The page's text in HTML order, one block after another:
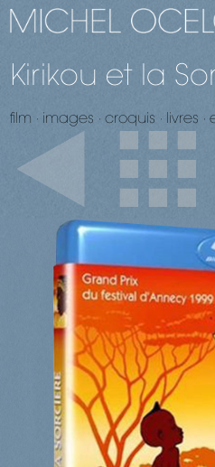
longue
films
en bref
palmarès
dvd-vàd
images
images de films
croquis
portraits
Kirikou et la
film ∙ images ∙ croquis ∙ livres ∙